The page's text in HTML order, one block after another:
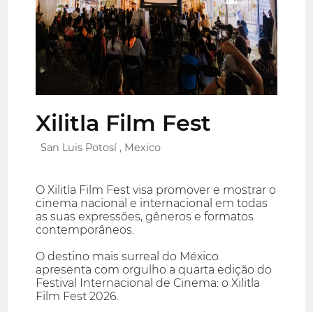
Xilitla Film Fest
San Luis Potosí , Mexico
O Xilitla Film Fest visa promover e mostrar o
cinema nacional e internacional em todas
as suas expressões, gêneros e formatos
contemporâneos.
O destino mais surreal do México
apresenta com orgulho a quarta edição do
Festival Internacional de Cinema: o Xilitla
Film Fest 2026.